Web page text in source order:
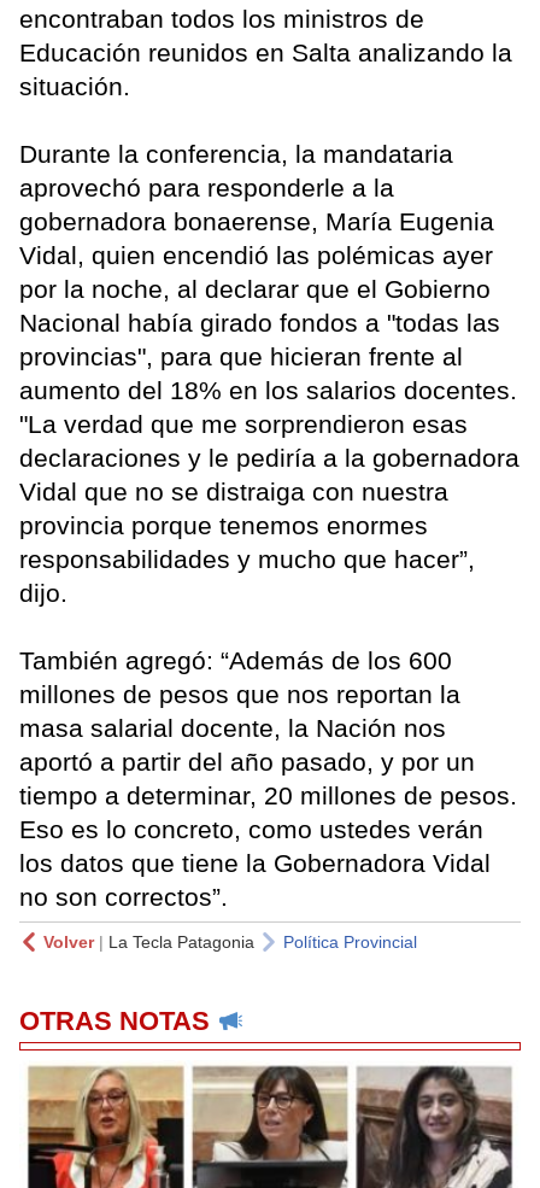
encontraban todos los ministros de
Educación reunidos en Salta analizando la
situación.
Durante la conferencia, la mandataria
aprovechó para responderle a la
gobernadora bonaerense, María Eugenia
Vidal, quien encendió las polémicas ayer
por la noche, al declarar que el Gobierno
Nacional había girado fondos a "todas las
provincias", para que hicieran frente al
aumento del 18% en los salarios docentes.
"La verdad que me sorprendieron esas
declaraciones y le pediría a la gobernadora
Vidal que no se distraiga con nuestra
provincia porque tenemos enormes
responsabilidades y mucho que hacer”,
dijo.
También agregó: “Además de los 600
millones de pesos que nos reportan la
masa salarial docente, la Nación nos
aportó a partir del año pasado, y por un
tiempo a determinar, 20 millones de pesos.
Eso es lo concreto, como ustedes verán
los datos que tiene la Gobernadora Vidal
no son correctos”.
Volver| La Tecla Patagonia Política Provincial
OTRAS NOTAS